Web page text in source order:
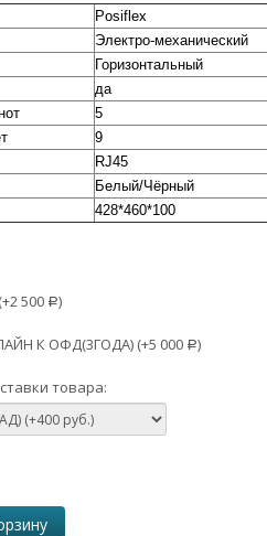
Posiflex
Электро-механический
Горизонтальный
да
5
9
RJ45
Белый/Чёрный
428*460*100
2 500 Р)
К ОФД(3ГОДА) (+5 000 Р)
товара: